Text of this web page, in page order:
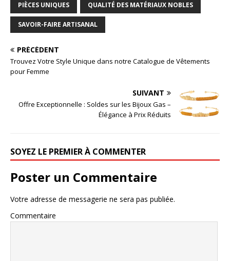
PIÈCES UNIQUES QUALITÉ DES MATÉRIAUX NOBLES
SAVOIR-FAIRE ARTISANAL
PRÉCÉDENT
Trouvez Votre Style Unique dans notre Catalogue de Vêtements
pour Femme
SUIVANT
Offre Exceptionnelle : Soldes sur les Bijoux Gas –
Élégance à Prix Réduits
SOYEZ LE PREMIER À COMMENTER
Poster un Commentaire
Votre adresse de messagerie ne sera pas publiée.
Commentaire